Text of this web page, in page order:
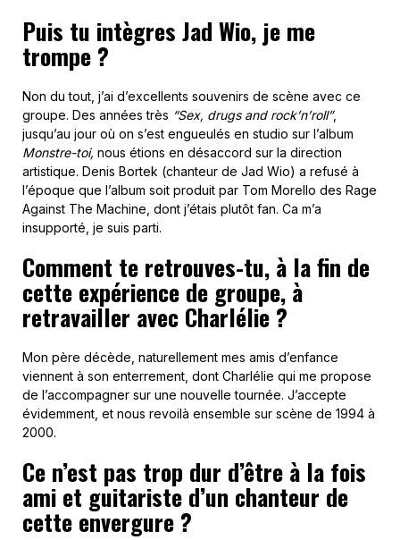
Puis tu intègres Jad Wio, je me
trompe ?
Non du tout, j’ai d’excellents souvenirs de scène avec ce
groupe. Des années très “Sex, drugs and rock’n’roll”,
jusqu’au jour où on s’est engueulés en studio sur l’album
Monstre-toi, nous étions en désaccord sur la direction
artistique. Denis Bortek (chanteur de Jad Wio) a refusé à
l’époque que l’album soit produit par Tom Morello des Rage
Against The Machine, dont j’étais plutôt fan. Ca m’a
insupporté, je suis parti.
Comment te retrouves-tu, à la fin de
cette expérience de groupe, à
retravailler avec Charlélie ?
Mon père décède, naturellement mes amis d’enfance
viennent à son enterrement, dont Charlélie qui me propose
de l’accompagner sur une nouvelle tournée. J’accepte
évidemment, et nous revoilà ensemble sur scène de 1994 à
2000.
Ce n’est pas trop dur d’être à la fois
ami et guitariste d’un chanteur de
cette envergure ?